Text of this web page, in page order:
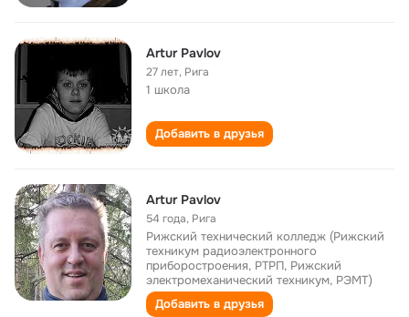
Artur Pavlov
27 лет, Рига
1 школа
Добавить в друзья
Artur Pavlov
54 года, Рига
Рижский технический колледж (Рижский
техникум радиоэлектронного
приборостроения, РТРП, Рижский
электромеханический техникум, РЭМТ)
Добавить в друзья